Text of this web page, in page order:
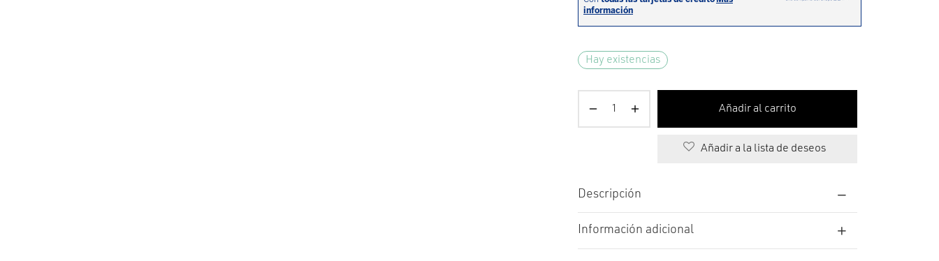
Hay existencias
Añadir al carrito
Añadir a la lista de deseos
Descripción
Información adicional